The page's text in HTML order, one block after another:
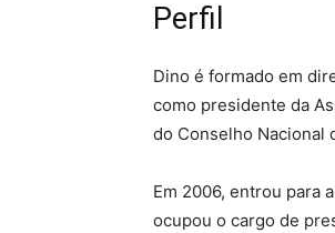
Perfil
Dino é formado em
como presidente da
do Conselho Nacional
Em 2006, entrou para
ocupou o cargo de